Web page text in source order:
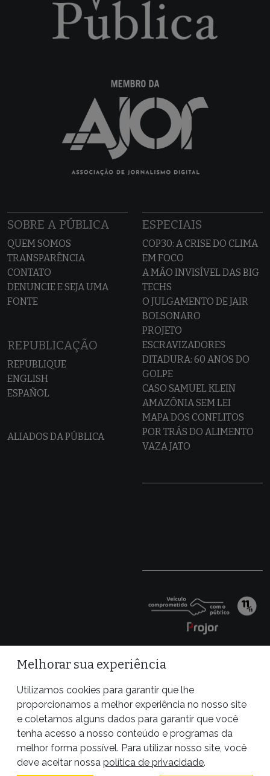
SOBRE A PÚBLICA
QUEM SOMOS
TRANSPARÊNCIA
CONTATO
DENUNCIE E SEJA UMA
FONTE
REPUBLICAÇÃO
REPUBLIQUE
ENGLISH
ESPAÑOL
ALIADOS DA PÚBLICA
ESPECIAIS
COP30: A CRISE DO CLIMA
EM FOCO
A MÃO INVISÍVEL DAS BIG
TECHS
O JULGAMENTO DE JAIR
BOLSONARO
PROJETO
ESCRAVIZADORES
DITADURA: 60 ANOS DO
GOLPE
CASO SAMUEL KLEIN
AMAZÔNIA SEM LEI
MAPA DOS CONFLITOS
POR TRÁS DO ALIMENTO
VAZA JATO
Site desenvolvido por
Melhorar sua experiência
Utilizamos cookies para garantir que lhe
proporcionamos a melhor experiência no nosso site
e coletamos alguns dados para garantir que você
tenha acesso a nosso conteúdo e programas da
melhor forma possível. Para utilizar nosso site, você
deve aceitar nossa política de privacidade.